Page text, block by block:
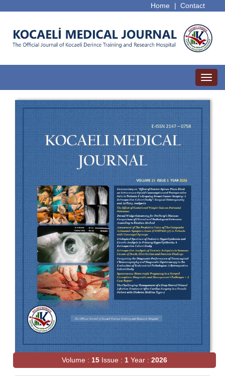
Contact
Home |
Volume : 15Issue : 1Year : 2026